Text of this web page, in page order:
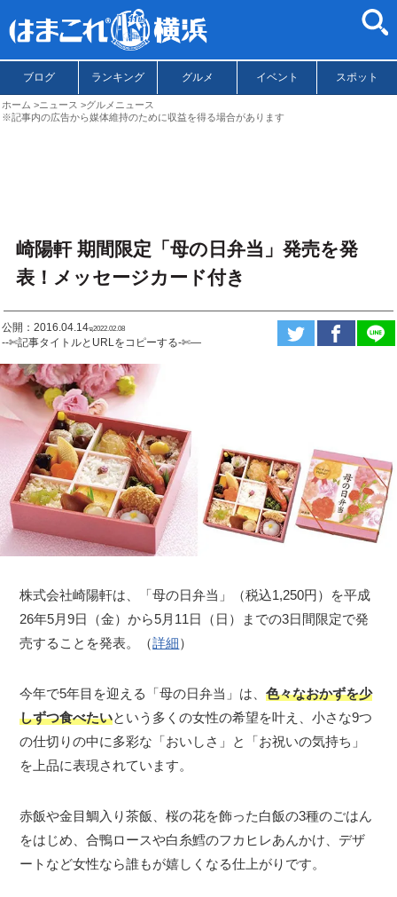
ブログ ランキング グルメ イベント スポット
ホーム ニュース
グルメニュース
※記事内の広告から媒体維持のために収益を得る場合があります
崎陽軒 期間限定「母の日弁当」発売を発
表！メッセージカード付き
公開：2016.04.14ಇ2022.02.08
--✄記事タイトルとURLをコピーする-✄—
株式会社崎陽軒は、「母の日弁当」（税込1,250円）を平成
26年5月9日（金）から5月11日（日）までの3日間限定で発
売することを発表。（詳細）
今年で5年目を迎える「母の日弁当」は、色々なおかずを少
しずつ食べたいという多くの女性の希望を叶え、小さな9つ
の仕切りの中に多彩な「おいしさ」と「お祝いの気持ち」
を上品に表現されています。
赤飯や金目鯛入り茶飯、桜の花を飾った白飯の3種のごはん
をはじめ、合鴨ロースや白糸鱈のフカヒレあんかけ、デザ
ートなど女性なら誰もが嬉しくなる仕上がりです。